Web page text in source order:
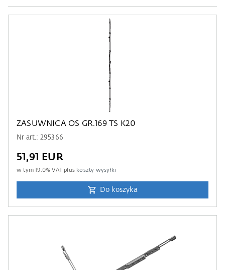
ZASUWNICA OS GR.169 TS K20
Nr art.: 295366
51,91 EUR
w tym19.0% VAT plus koszty wysyłki
Do koszyka